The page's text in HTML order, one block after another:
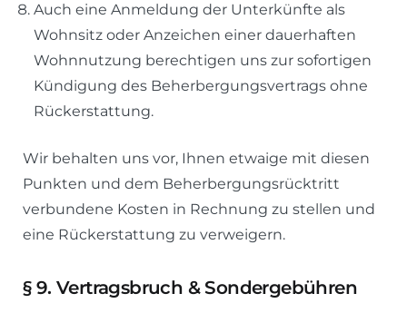
Auch eine Anmeldung der Unterkünfte als
Wohnsitz oder Anzeichen einer dauerhaften
Wohnnutzung berechtigen uns zur sofortigen
Kündigung des Beherbergungsvertrags ohne
Rückerstattung.
Wir behalten uns vor, Ihnen etwaige mit diesen
Punkten und dem Beherbergungsrücktritt
verbundene Kosten in Rechnung zu stellen und
eine Rückerstattung zu verweigern.
§ 9. Vertragsbruch & Sondergebühren